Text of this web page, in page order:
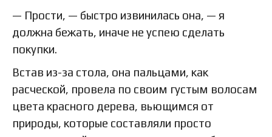
— Прости, — быстро извинилась она, — я
должна бежать, иначе не успею сделать
покупки.
Встав из-за стола, она пальцами, как
расческой, провела по своим густым волосам
цвета красного дерева, вьющимся от
природы, которые составляли просто